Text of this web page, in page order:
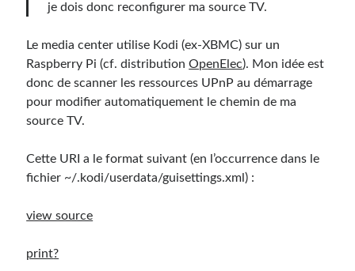
je dois donc reconfigurer ma source TV.
Le media center utilise Kodi (ex-XBMC) sur un
Raspberry Pi (cf. distributionOpenElec). Mon idée est
donc de scanner les ressources UPnP au démarrage
pour modifier automatiquement le chemin de ma
source TV.
Cette URI a le format suivant (en l’occurrence dans le
fichier ~/.kodi/userdata/guisettings.xml) :
view source
print?